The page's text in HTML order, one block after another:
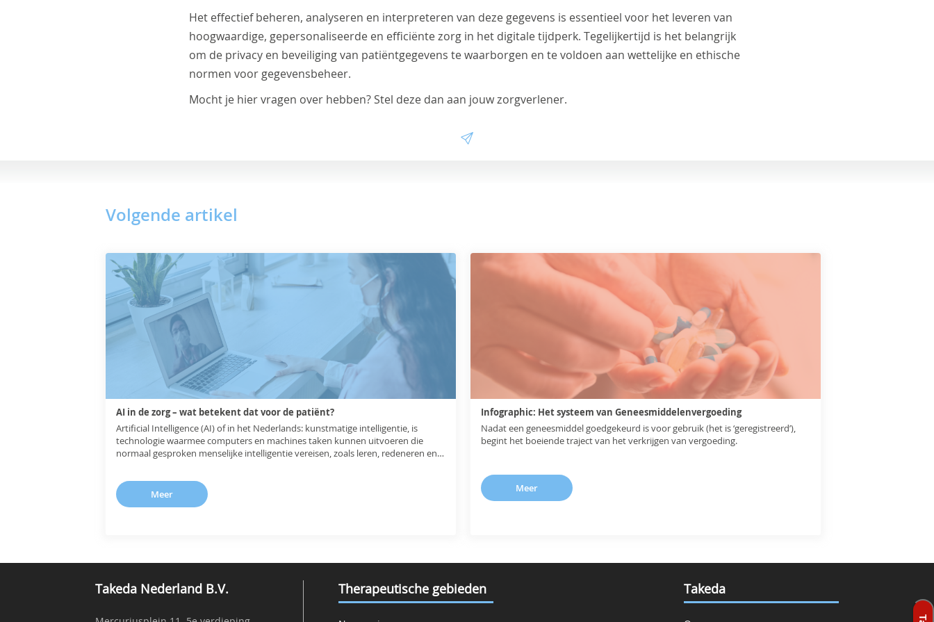
Het effectief beheren, analyseren en interpreteren van deze gegevens is essentieel voor het leveren van
hoogwaardige, gepersonaliseerde en efficiënte zorg in het digitale tijdperk. Tegelijkertijd is het belangrijk
om de privacy en beveiliging van patiëntgegevens te waarborgen en te voldoen aan wettelijke en ethische
normen voor gegevensbeheer.
Mocht je hier vragen over hebben? Stel deze dan aan jouw zorgverlener.
Volgende artikel
AI in de zorg – wat betekent dat voor de patiënt?
Artificial Intelligence (AI) of in het Nederlands: kunstmatige intelligentie, is
technologie waarmee computers en machines taken kunnen uitvoeren die
normaal gesproken menselijke intelligentie vereisen, zoals leren, redeneren en
Meer
Infographic: Het systeem van Geneesmiddelenvergoeding
Nadat een geneesmiddel goedgekeurd is voor gebruik (het is ‘geregistreerd’),
begint het boeiende traject van het verkrijgen van vergoeding.
Meer
Takeda Nederland B.V. Therapeutische gebieden Takeda